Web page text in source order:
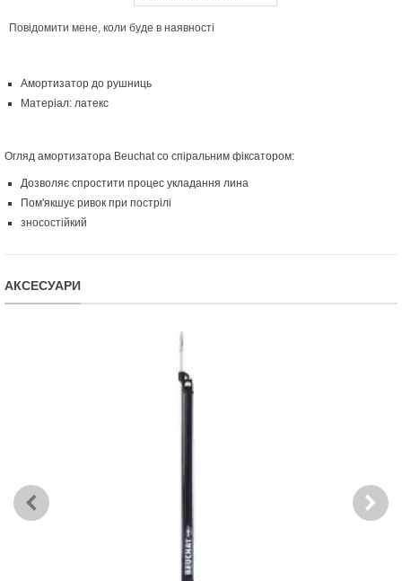
Повідомити мене, коли буде в наявності
Амортизатор до рушниць
Матеріал: латекс
Огляд амортизатора Beuchat со спіральним фіксатором:
Дозволяє спростити процес укладання лина
Пом'якшує ривок при пострілі
зносостійкий
АКСЕСУАРИ